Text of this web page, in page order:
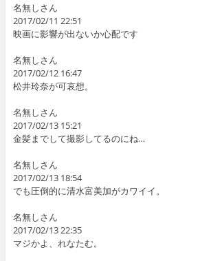
名無しさん
2017/02/11 22:51
映画に影響が出ないか心配です
名無しさん
2017/02/12 16:47
松井玲奈が可哀想。
名無しさん
2017/02/13 15:21
金髪までして撮影してるのにね…
名無しさん
2017/02/13 18:54
でも圧倒的に清水富美加がカワイイ。
名無しさん
2017/02/13 22:35
マジかよ、れなたむ。